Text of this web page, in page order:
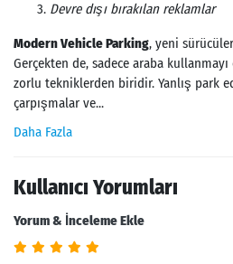
Devre dışı bırakılan reklamlar
Modern Vehicle Parking, yeni
Gerçekten de, sadece araba
zorlu tekniklerden biridir. Yanlış park
çarpışmalar ve...
Daha Fazla
Kullanıcı Yorumları
Yorum & İnceleme Ekle